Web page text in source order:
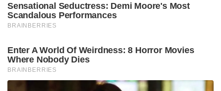
Sensational Seductress: Demi Moore's Most
Scandalous Performances
BRAINBERRIES
Enter A World Of Weirdness: 8 Horror Movies
Where Nobody Dies
BRAINBERRIES